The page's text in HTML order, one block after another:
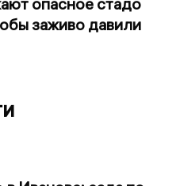
заживо давили